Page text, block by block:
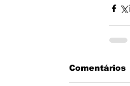
Comentários